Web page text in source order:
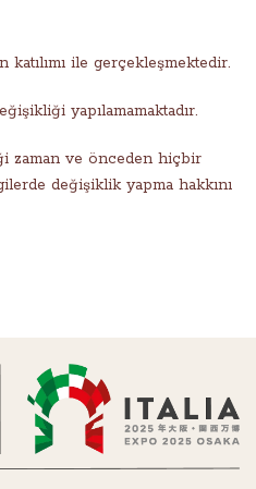
katılımı ile gerçekleşmektedir.
yapılamamaktadır.
zaman ve önceden hiçbir
değişiklik yapma hakkını